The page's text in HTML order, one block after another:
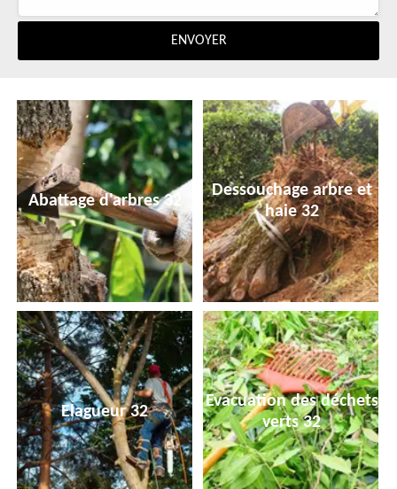
Abattage d'arbres 32
Dessouchage arbre et
haie 32
Elagueur 32
Evacuation des déchets
verts 32